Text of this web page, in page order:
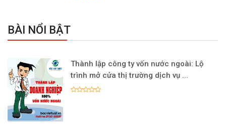
BÀI NỔI BẬT
Thành lập công ty vốn nước ngoài: Lộ
trình mở cửa thị trường dịch vụ ...